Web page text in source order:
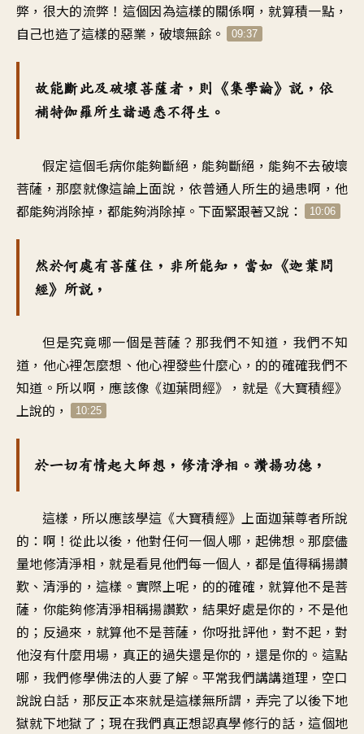
弊，很大的流弊！這個因為這樣的關係啊，就算積一點，
自己也造了這樣的惡業，破壞無餘。
09:37
故能斷此及破壞菩薩者，則《集學論》說，依
補特伽羅所生諸過悉不得生。
假定這個毛病你能夠斷絕，能夠斷絕，能夠不去破壞
菩薩，那麼就像這論上面說，依普通人所生的過患啊，他
都能夠消除掉，都能夠消除掉。下面緊跟著又說：
10:06
然於何處有菩薩住，非所能知，當如《迦葉問
經》所說，
但是究竟哪一個是菩薩？那我們不知道，我們不知
道，他心裡怎麼想、他心裡發些什麼心，的的確確我們不
知道。所以啊，應該像《迦葉問經》，就是《大寶積經》
上說的，
10:25
於一切有情起大師想，修清淨相。讚揚功德，
這樣，所以應該學這《大寶積經》上面迦葉尊者所說
的：啊！從此以後，他對任何一個人哪，起佛想。那麼儘
量地修清淨相，就是看見他們每一個人，都是值得稱揚讚
歎、清淨的，這樣。實際上呢，的的確確，就算他不是菩
薩，你能夠修清淨相稱揚讚歎，結果好處是你的，不是他
的；反過來，就算他不是菩薩，你呀批評他，對不起，對
他沒有什麼用場，真正的過失還是你的，還是你的。這點
哪，我們修學佛法的人要了解。平常我們講講道理，空口
說說白話，那反正本來就是這樣無所謂，弄完了以後下地
獄就下地獄了；現在我們真正想認真學修行的話，這個地